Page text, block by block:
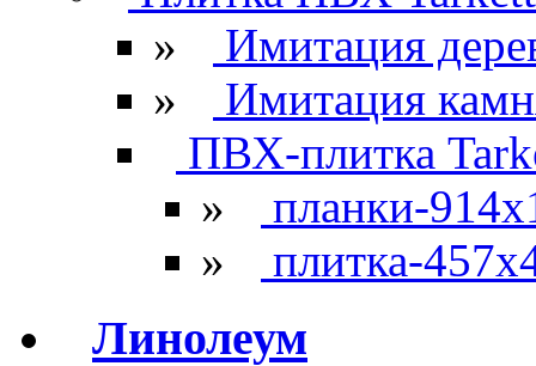
»
Имитация
»
Имитация
ПВХ-плитка
»
планки-
»
плитка-
Линолеум